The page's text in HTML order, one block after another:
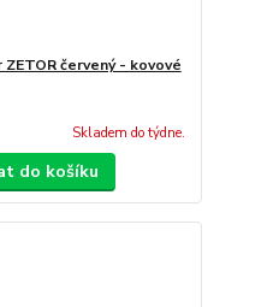
červený - kovové
Skladem do týdne.
do košíku